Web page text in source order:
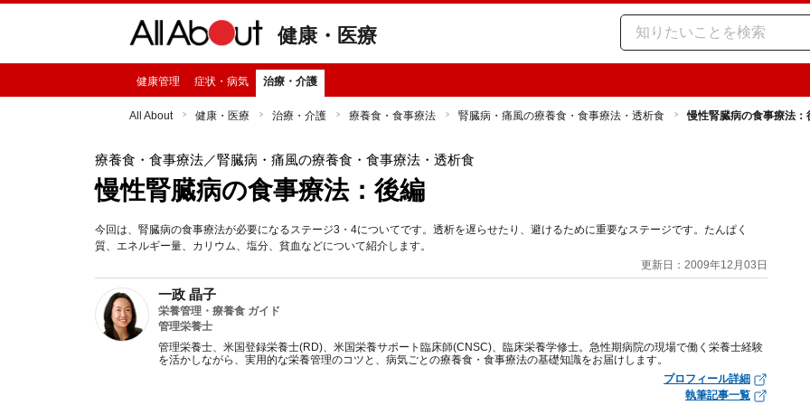
健康・医療
健康管理 症状・病気 治療・介護
All About 健康・医療 治療・介護 療養食・食事療法 腎臓病・痛風の療養食・食事療法・透析食 慢性腎臓病の食事療法：
療養食・食事療法／腎臓病・痛風の療養食・食事療法・透析食
慢性腎臓病の食事療法：後編
今回は、腎臓病の食事療法が必要になるステージ3・4についてです。透析を遅らせたり、避けるために重要なステージです。たんぱく
質、エネルギー量、カリウム、塩分、貧血などについて紹介します。
更新日：2009年12月03日
一政 晶子
栄養管理・療養食 ガイド
管理栄養士
管理栄養士、米国登録栄養士(RD)、米国栄養サポート臨床師(CNSC)、臨床栄養学修士。急性期病院の現場で働く栄養士経験
を活かしながら、実用的な栄養管理のコツと、病気ごとの療養食・食事療法の基礎知識をお届けします。
プロフィール詳細
執筆記事一覧